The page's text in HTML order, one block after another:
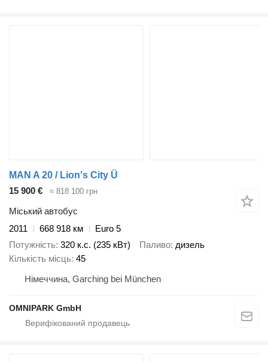
MAN A 20 / Lion's City Ü
15 900 €
≈ 818 100 грн
Міський автобус
2011
668 918 км
Euro 5
Потужність 320 к.с. (235 кВт) Паливо дизель
Кількість місць 45
Німеччина, Garching bei München
OMNIPARK GmbH